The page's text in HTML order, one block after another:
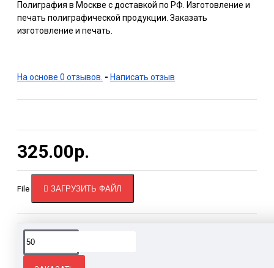
Полиграфия в Москве с доставкой по РФ. Изготовление и
печать полиграфической продукции. Заказать
изготовление и печать.
На основе 0 отзывов. - Написать отзыв
325.00р.
File ЗАГРУЗИТЬ ФАЙЛ
Теги:
календарей